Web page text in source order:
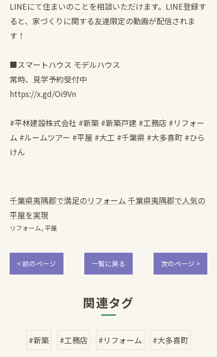
LINEにて住まいのことを相談いただけます。LINE登録す
ると、家づくりに関する友達限定の動画が配信されま
す！
■スマートハウス モデルハウス
常時、見学予約受付中
https://x.gd/Oi9Vn
#平林建設株式会社 #新築 #新築戸建 #工務店 #リフォー
ム #ルームツアー #平屋 #大工 #千葉県 #大多喜町 #ひら
けん
千葉県夷隅郡で満足のリフォーム 千葉県夷隅郡で人気の
平屋を実現
リフォーム 平屋
< 前のページ 一覧に戻る 次のページ >
関連タグ
#新築 #工務店 #リフォーム #大多喜町